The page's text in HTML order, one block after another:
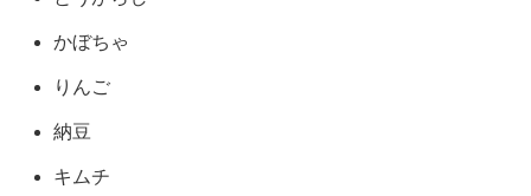
かぼちゃ
りんご
納豆
キムチ